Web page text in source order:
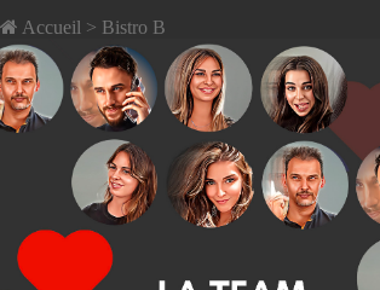
Accueil > Bistro B